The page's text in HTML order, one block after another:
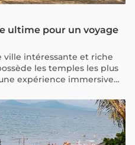
ultime pour un voyage
ville intéressante et riche
les temples les plus
expérience immersive
tout, la ville regorge
naturels.